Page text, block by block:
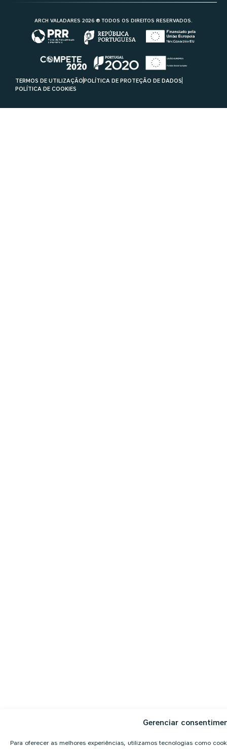
Gerenciar
Para oferecer as melhores experiências, utilizamos tecnologias como
ARCH VALADARES 2026 ® TODOS OS DIREITOS RESERVADOS.
TERMOS DE UTILIZAÇÃOPOLÍTICA DE PROTEÇÃO DE DADOS
POLÍTICA DE COOKIES